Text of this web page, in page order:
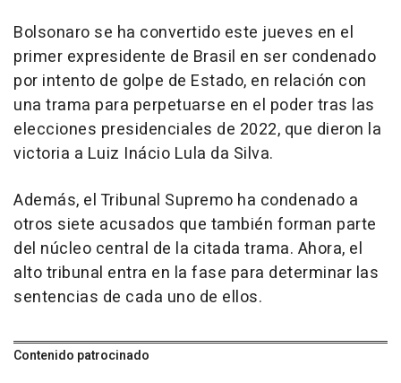
Bolsonaro se ha convertido este jueves en el
primer expresidente de Brasil en ser condenado
por intento de golpe de Estado, en relación con
una trama para perpetuarse en el poder tras las
elecciones presidenciales de 2022, que dieron la
victoria a Luiz Inácio Lula da Silva.
Además, el Tribunal Supremo ha condenado a
otros siete acusados que también forman parte
del núcleo central de la citada trama. Ahora, el
alto tribunal entra en la fase para determinar las
sentencias de cada uno de ellos.
Contenido patrocinado